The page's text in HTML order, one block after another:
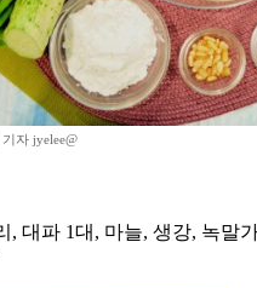
자 jyelee@
, 대파 1대, 마늘, 생강, 녹말